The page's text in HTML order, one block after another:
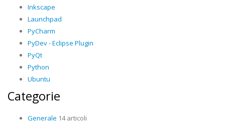
Inkscape
Launchpad
PyCharm
PyDev - Eclipse Plugin
PyQt
Python
Ubuntu
Categorie
Generale 14 articoli